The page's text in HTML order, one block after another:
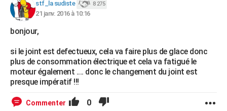
stf_la sudiste 8 275
21 janv. 2016 à 10:16
bonjour,
si le joint est defectueux, cela va faire plus de glace donc
plus de consommation électrique et cela va fatigué le
moteur également .... donc le changement du joint est
presque impératif !!!
Commenter 0